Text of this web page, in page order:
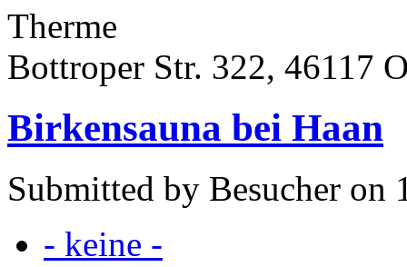
Therme
Bottroper Str. 322, 46117
Birkensauna bei Haan
Submitted by Besucher
- keine -